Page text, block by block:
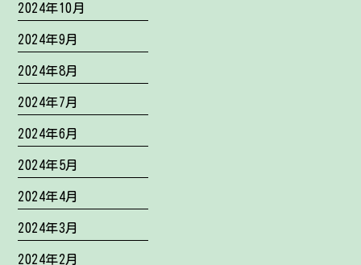
2024年10月
2024年9月
2024年8月
2024年7月
2024年6月
2024年5月
2024年4月
2024年3月
2024年2月